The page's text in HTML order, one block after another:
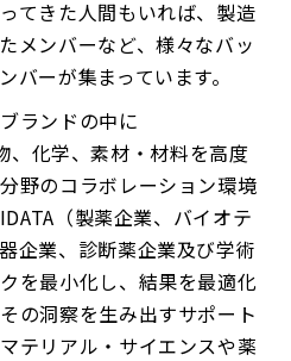
てきた人間もいれば、製造
メンバーなど、様々なバッ
バーが集まっています。
ランドの中に
、化学、素材・材料を高度
野のコラボレーション環境
（製薬企業、バイオテ
企業、診断薬企業及び学術
を最小化し、結果を最適化
の洞察を生み出すサポート
テリアル・サイエンスや薬